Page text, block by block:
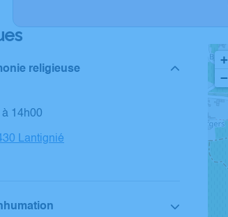
religieuse
à 14h00
Lantignié
+
−